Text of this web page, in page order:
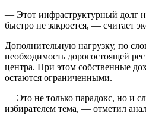
— Этот инфраструктурный долг
быстро не закроется, — считает
Дополнительную нагрузку, по
необходимость дорогостоящей
центра. При этом собственные
остаются ограниченными.
— Это не только парадокс, но и
избирателем тема, — отметил